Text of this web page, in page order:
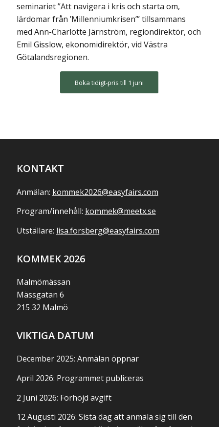
seminariet ”Att navigera i kris och starta om,
lärdomar från ’Millenniumkrisen’” tillsammans
med Ann-Charlotte Järnström, regiondirektör, och
Emil Gisslow, ekonomidirektör, vid Västra
Götalandsregionen.
Boka tidigt-pris till 1 juni
KONTAKT
Anmälan: kommek2026@easyfairs.com
Program/innehåll: kommek@meetx.se
Utställare: lisa.forsberg@easyfairs.com
KOMMEK 2026
Malmömässan
Mässgatan 6
215 32 Malmö
VIKTIGA DATUM
December 2025: Anmälan öppnar
April 2026: Programmet publiceras
2 Juni 2026: Förhöjd avgift
12 Augusti 2026: Sista dag att anmäla sig till den